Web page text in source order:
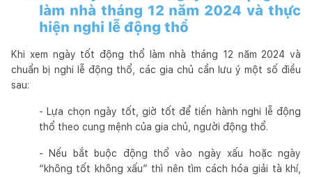
làm nhà tháng 12 năm 2024 và thực
hiện nghi lễ động thổ
Khi xem ngày tốt động thổ làm nhà tháng 12 năm 2024 và
chuẩn bị nghi lễ động thổ, các gia chủ cần lưu ý một số điều
sau:
- Lựa chọn ngày tốt, giờ tốt để tiến hành nghi lễ động
thổ theo cung mệnh của gia chủ, người động thổ.
- Nếu bắt buộc động thổ vào ngày xấu hoặc ngày
“không tốt không xấu” thì nên tìm cách hóa giải tà khí,